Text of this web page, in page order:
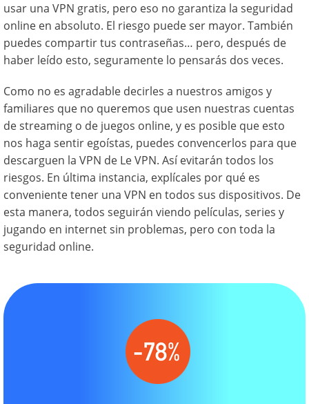
usar una VPN gratis, pero eso no garantiza la seguridad
online en absoluto. El riesgo puede ser mayor. También
puedes compartir tus contraseñas… pero, después de
haber leído esto, seguramente lo pensarás dos veces.
Como no es agradable decirles a nuestros amigos y
familiares que no queremos que usen nuestras cuentas
de streaming o de juegos online, y es posible que esto
nos haga sentir egoístas, puedes convencerlos para que
descarguen la VPN de Le VPN. Así evitarán todos los
riesgos. En última instancia, explícales por qué es
conveniente tener una VPN en todos sus dispositivos. De
esta manera, todos seguirán viendo películas, series y
jugando en internet sin problemas, pero con toda la
seguridad online.